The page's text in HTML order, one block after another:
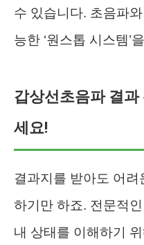
수 있습니다. 초음파
능한 ‘원스톱 시스템’
갑상선초음파 결
세요!
결과지를 받아도 어
하기만 하죠. 전문적
내 상태를 이해하기